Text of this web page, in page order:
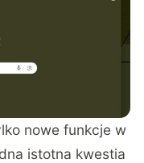
nowe funkcje w
istotna kwestia